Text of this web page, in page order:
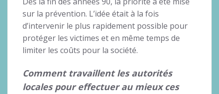
sur la prévention. L’idée était à la fois
d’intervenir le plus rapidement possible pour
protéger les victimes et en même temps de
limiter les coûts pour la société.
Comment travaillent les autorités
locales pour effectuer au mieux ces